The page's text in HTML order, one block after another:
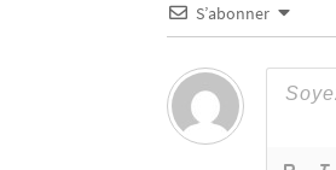
S’abonner